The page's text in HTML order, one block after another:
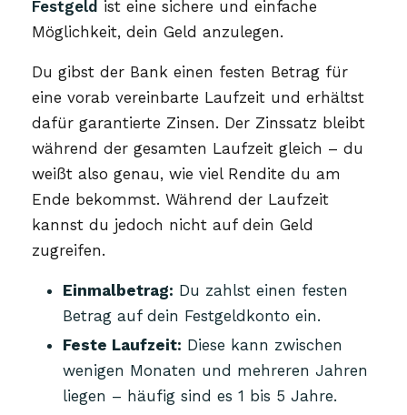
Festgeld ist eine sichere und einfache
Möglichkeit, dein Geld anzulegen.
Du gibst der Bank einen festen Betrag für
eine vorab vereinbarte Laufzeit und erhältst
dafür garantierte Zinsen. Der Zinssatz bleibt
während der gesamten Laufzeit gleich – du
weißt also genau, wie viel Rendite du am
Ende bekommst. Während der Laufzeit
kannst du jedoch nicht auf dein Geld
zugreifen.
Einmalbetrag: Du zahlst einen festen
Betrag auf dein Festgeldkonto ein.
Feste Laufzeit: Diese kann zwischen
wenigen Monaten und mehreren Jahren
liegen – häufig sind es 1 bis 5 Jahre.